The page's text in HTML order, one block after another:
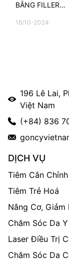
BẰNG FILLER
KHÔNG?
18/10-2024
196 Lê Lai,
Việt Nam
(+84) 836
DỊCH VỤ
Tiêm Cân Chỉnh
Tiêm Trẻ Hoá
Nâng Cơ, Giảm
Chăm Sóc Da
Laser Điều Trị
Chăm Sóc Da